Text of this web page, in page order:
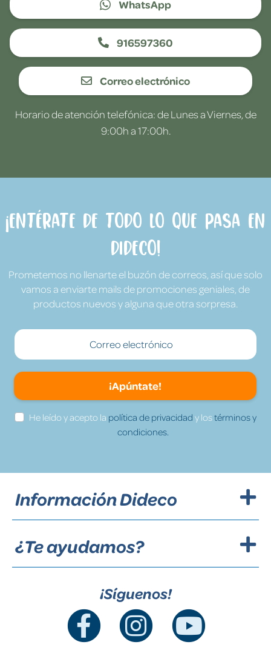
WhatsApp
916597360
Correo electrónico
Horario de atención telefónica: de Lunes a Viernes, de
9:00h a 17:00h.
¡Entérate de todo lo que pasa en
Dideco!
Prometemos no llenarte el buzón de correos, así que solo
vamos a enviarte mails de promociones geniales, de
productos nuevos y alguna que otra sorpresa.
¡Apúntate!
He leído y acepto la política de privacidad y lostérminos y
condiciones.
Información Dideco
¿Te ayudamos?
¡Síguenos!